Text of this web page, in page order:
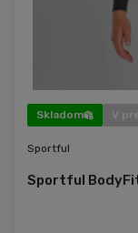
Skladom V
Sportful
Sportful